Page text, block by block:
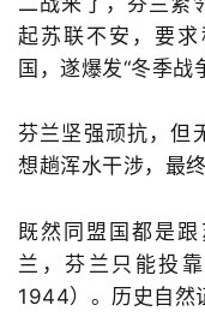
起苏联不安，要
国，遂爆发“冬季战
芬兰坚强顽抗，但
想趟浑水干涉，最
既然同盟国都是
兰，芬兰只能投
1944）。历史自然